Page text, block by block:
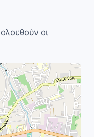
οι